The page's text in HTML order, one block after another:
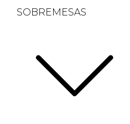
SOBREMESAS